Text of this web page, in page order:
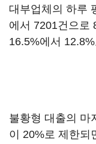
대부업체의 하루
에서 7201건으로
16.5%에서
불황형 대출의 마
이 20%로 제한되